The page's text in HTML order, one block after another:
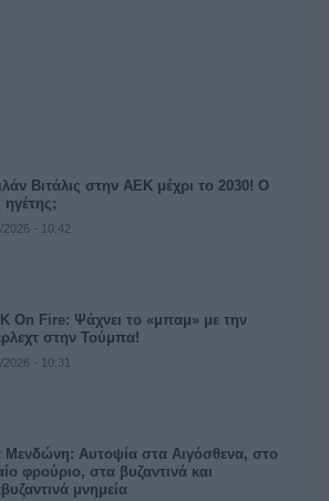
Βιτάλις στην ΑΕΚ μέχρι το 2030! Ο
ηγέτης;
2026 - 10:42
On Fire: Ψάχνει το «μπαμ» με την
στην Τούμπα!
2026 - 10:31
Μενδώνη: Αυτοψία στα Αιγόσθενα, στο
φρούριο, στα βυζαντινά και
μνημεία